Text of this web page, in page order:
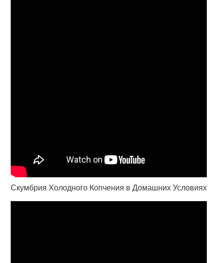
Скумбрия Холодного Копчения в Домашних Условиях